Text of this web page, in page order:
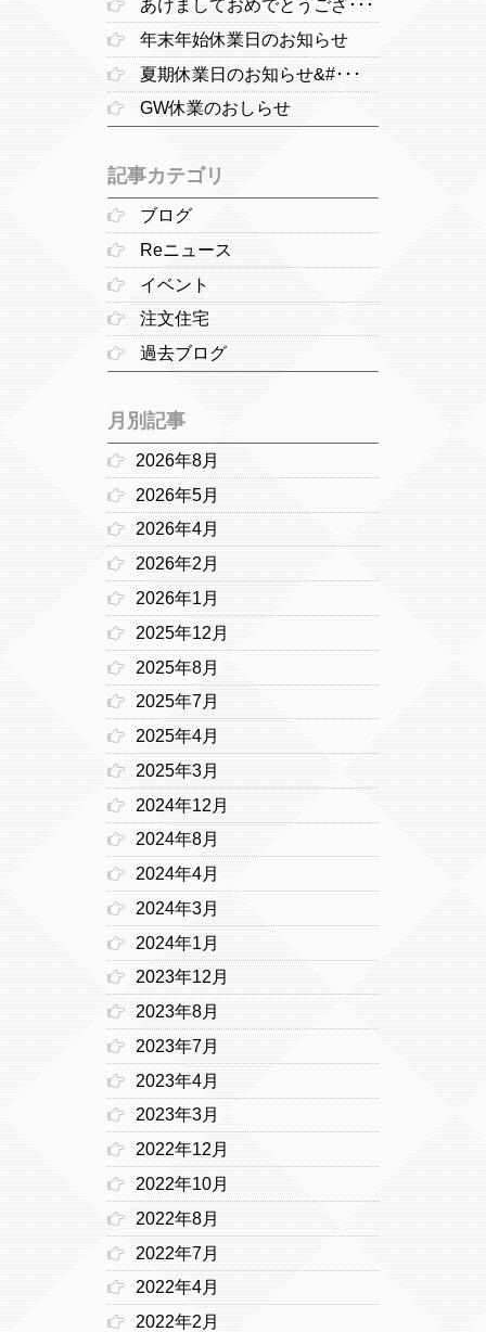
あけましておめでとうござ･･･
年末年始休業日のお知らせ
夏期休業日のお知らせ&#･･･
GW休業のおしらせ
記事カテゴリ
ブログ
Reニュース
イベント
注文住宅
過去ブログ
月別記事
2026年8月
2026年5月
2026年4月
2026年2月
2026年1月
2025年12月
2025年8月
2025年7月
2025年4月
2025年3月
2024年12月
2024年8月
2024年4月
2024年3月
2024年1月
2023年12月
2023年8月
2023年7月
2023年4月
2023年3月
2022年12月
2022年10月
2022年8月
2022年7月
2022年4月
2022年2月